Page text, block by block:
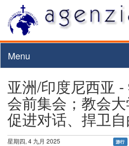
Menu
亚洲/印度尼西亚
会前集会；教会
促进对话、捍卫
星期四, 4 九月 2025 游行